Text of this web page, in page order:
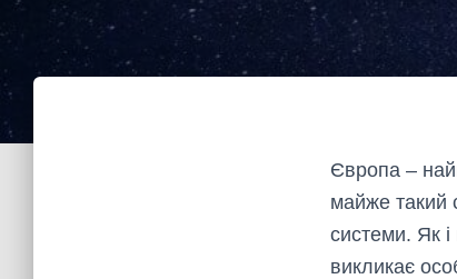
Європа –
майже такий
системи. Як і
викликає